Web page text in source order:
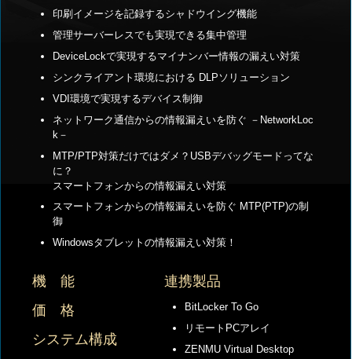
印刷イメージを記録するシャドウイング機能
管理サーバーレスでも実現できる集中管理
DeviceLockで実現するマイナンバー情報の漏えい対策
シンクライアント環境における DLPソリューション
VDI環境で実現するデバイス制御
ネットワーク通信からの情報漏えいを防ぐ －NetworkLoc
k－
MTP/PTP対策だけではダメ？USBデバッグモードってな
に？
スマートフォンからの情報漏えい対策
スマートフォンからの情報漏えいを防ぐ MTP(PTP)の制
御
Windowsタブレットの情報漏えい対策！
機 能
価 格
システム構成
連携製品
BitLocker To Go
リモートPCアレイ
ZENMU Virtual Desktop